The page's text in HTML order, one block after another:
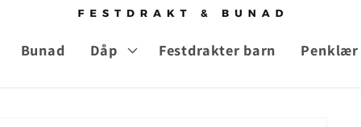
Bunad Dåp Festdrakter barn